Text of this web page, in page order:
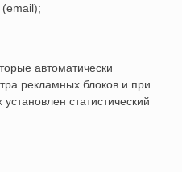
(email);
автоматически
рекламных блоков и при
статистический